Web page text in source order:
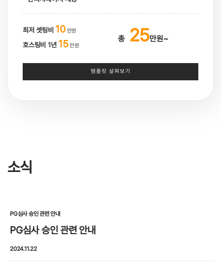
최저 셋팅비 10만원
호스팅비 1년 15만원
총 25만원~
템플릿 살펴보기
소식
PG심사 승인 관련 안내
PG심사 승인 관련 안내
2024.11.22